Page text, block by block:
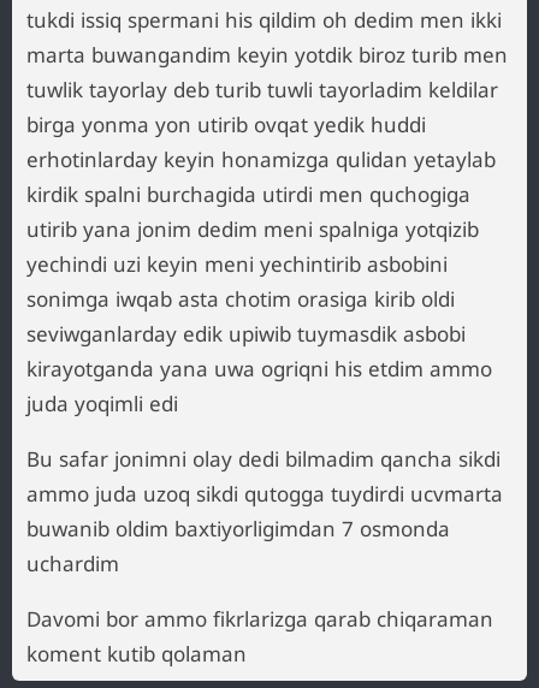
tukdi issiq spermani his qildim oh dedim men ikki
marta buwangandim keyin yotdik biroz turib men
tuwlik tayorlay deb turib tuwli tayorladim keldilar
birga yonma yon utirib ovqat yedik huddi
erhotinlarday keyin honamizga qulidan yetaylab
kirdik spalni burchagida utirdi men quchogiga
utirib yana jonim dedim meni spalniga yotqizib
yechindi uzi keyin meni yechintirib asbobini
sonimga iwqab asta chotim orasiga kirib oldi
seviwganlarday edik upiwib tuymasdik asbobi
kirayotganda yana uwa ogriqni his etdim ammo
juda yoqimli edi
Bu safar jonimni olay dedi bilmadim qancha sikdi
ammo juda uzoq sikdi qutogga tuydirdi ucvmarta
buwanib oldim baxtiyorligimdan 7 osmonda
uchardim
Davomi bor ammo fikrlarizga qarab chiqaraman
koment kutib qolaman